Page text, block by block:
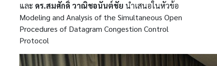
และ ดร.สมศักดิ์ วาณิชอนันต์ชัยนำเสนอในหัวข้อ
Modeling and Analysis of the Simultaneous Open
Procedures of Datagram Congestion Control
Protocol